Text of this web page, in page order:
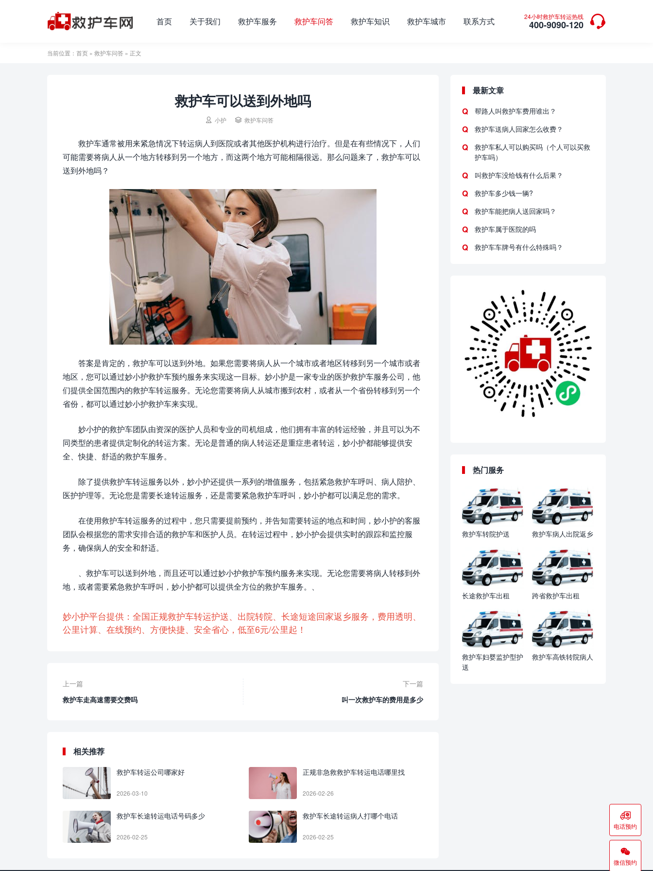
24小时救护车转运热线
400-9090-120 
首页 关于我们 救护车服务 救护车问答 救护车知识 救护车城市 联系方式
当前位置： 首页 » 救护车问答 » 正文
救护车可以送到外地吗
 小护  救护车问答
救护车通常被用来紧急情况下转运病人到医院或者其他医护机构进行治疗。但是在有些情况下，人们
可能需要将病人从一个地方转移到另一个地方，而这两个地方可能相隔很远。那么问题来了，救护车可以
送到外地吗？
答案是肯定的，救护车可以送到外地。如果您需要将病人从一个城市或者地区转移到另一个城市或者
地区，您可以通过妙小护救护车预约服务来实现这一目标。妙小护是一家专业的医护救护车服务公司，他
们提供全国范围内的救护车转运服务。无论您需要将病人从城市搬到农村，或者从一个省份转移到另一个
省份，都可以通过妙小护救护车来实现。
妙小护的救护车团队由资深的医护人员和专业的司机组成，他们拥有丰富的转运经验，并且可以为不
同类型的患者提供定制化的转运方案。无论是普通的病人转运还是重症患者转运，妙小护都能够提供安
全、快捷、舒适的救护车服务。
除了提供救护车转运服务以外，妙小护还提供一系列的增值服务，包括紧急救护车呼叫、病人陪护、
医护护理等。无论您是需要长途转运服务，还是需要紧急救护车呼叫，妙小护都可以满足您的需求。
在使用救护车转运服务的过程中，您只需要提前预约，并告知需要转运的地点和时间，妙小护的客服
团队会根据您的需求安排合适的救护车和医护人员。在转运过程中，妙小护会提供实时的跟踪和监控服
务，确保病人的安全和舒适。
、救护车可以送到外地，而且还可以通过妙小护救护车预约服务来实现。无论您需要将病人转移到外
地，或者需要紧急救护车呼叫，妙小护都可以提供全方位的救护车服务。、
妙小护平台提供：全国正规救护车转运护送、出院转院、长途短途回家返乡服务，费用透明、
公里计算、在线预约、方便快捷、安全省心，低至6元/公里起！
上一篇
救护车走高速需要交费吗
下一篇
叫一次救护车的费用是多少
相关推荐
救护车转运公司哪家好
2026-03-10
正规非急救救护车转运电话哪里找
2026-02-26
救护车长途转运电话号码多少
2026-02-25
救护车长途转运病人打哪个电话
2026-02-25
最新文章
帮路人叫救护车费用谁出？
救护车送病人回家怎么收费？
救护车私人可以购买吗（个人可以买救
护车吗）
叫救护车没给钱有什么后果？
救护车多少钱一辆?
救护车能把病人送回家吗？
救护车属于医院的吗
救护车车牌号有什么特殊吗？
热门服务
救护车转院护送 救护车病人出院返乡
长途救护车出租 跨省救护车出租
救护车妇婴监护型护
送
救护车高铁转院病人

电话预约

微信预约